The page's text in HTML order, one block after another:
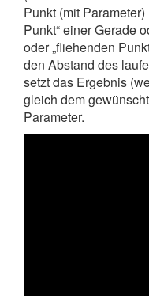
Punkt (mit
Punkt“ einer Gerade
oder „fliehenden
den Abstand des
setzt das Ergebnis
gleich dem
Parameter.